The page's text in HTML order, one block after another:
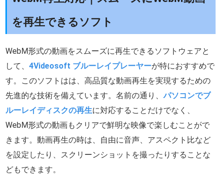
を再生できるソフト
WebM形式の動画をスムーズに再生できるソフトウェアと
して、4Videosoft ブルーレイプレーヤーが特におすすめで
す。このソフトはは、高品質な動画再生を実現するための
先進的な技術を備えています。名前の通り、パソコンでブ
ルーレイディスクの再生に対応することだけでなく、
WebM形式の動画もクリアで鮮明な映像で楽しむことがで
きます。動画再生の時は、自由に音声、アスペクト比など
を設定したり、スクリーンショットを撮ったりすることな
どもできます。